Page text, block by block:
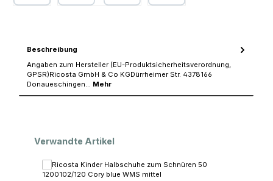
Beschreibung
Angaben zum Hersteller (EU-Produktsicherheitsverordnung,
GPSR)Ricosta GmbH & Co KGDürrheimer Str. 4378166
Donaueschingen… Mehr
Produktgalerie überspringen
Verwandte Artikel